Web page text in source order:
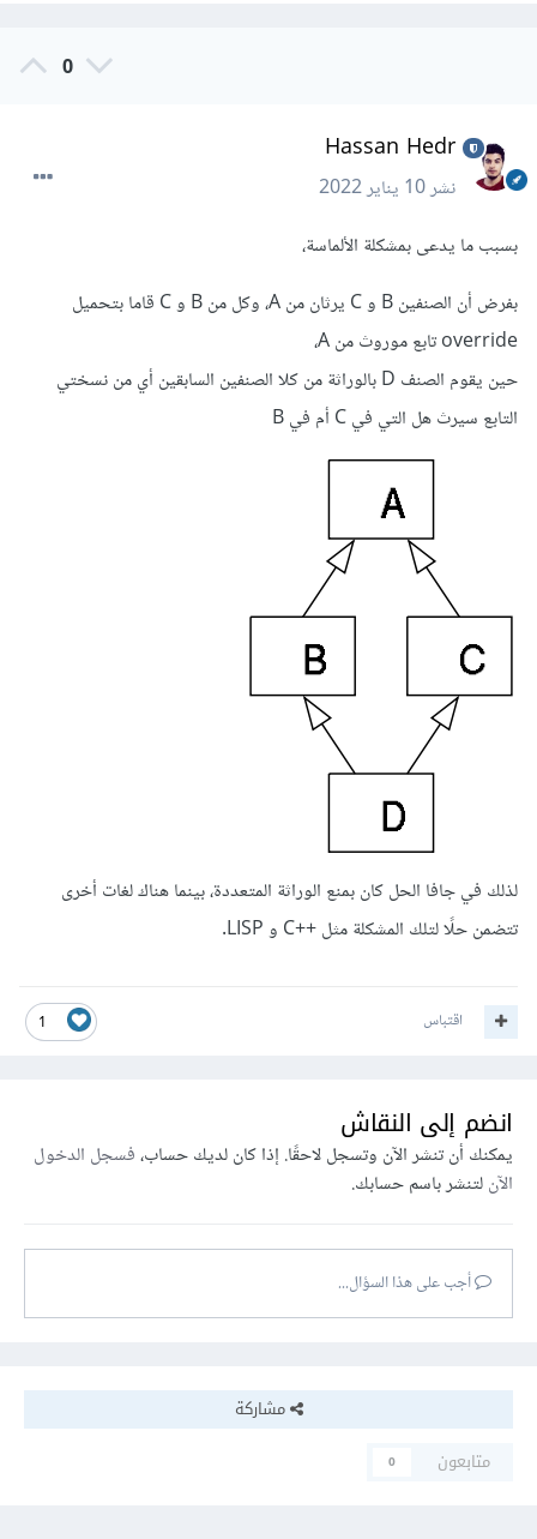
0
Hassan Hedr
نشر10 يناير 2022
بسبب ما يدعى بمشكلة الألماسة،
بفرض أن الصنفين B و C يرثان من A، وكل من B و C قاما بتحميل
override تابع موروث من A،
حين يقوم الصنف D بالوراثة من كلا الصنفين السابقين أي من نسختي
التابع سيرث هل التي في C أم في B
لذلك في جافا الحل كان بمنع الوراثة المتعددة، بينما هناك لغات أخرى
تتضمن حلًا لتلك المشكلة مثل ++C و LISP.
1 اقتباس
انضم إلى النقاش
يمكنك أن تنشر الآن وتسجل لاحقًا. إذا كان لديك حساب،فسجل الدخول
الآنلتنشر باسم حسابك.
أجب على هذا السؤال...
مشاركة
متابعون
0